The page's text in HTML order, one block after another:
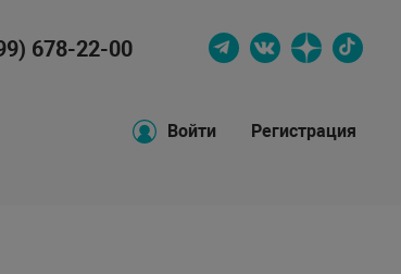
678-22-00
Войти Регистрация